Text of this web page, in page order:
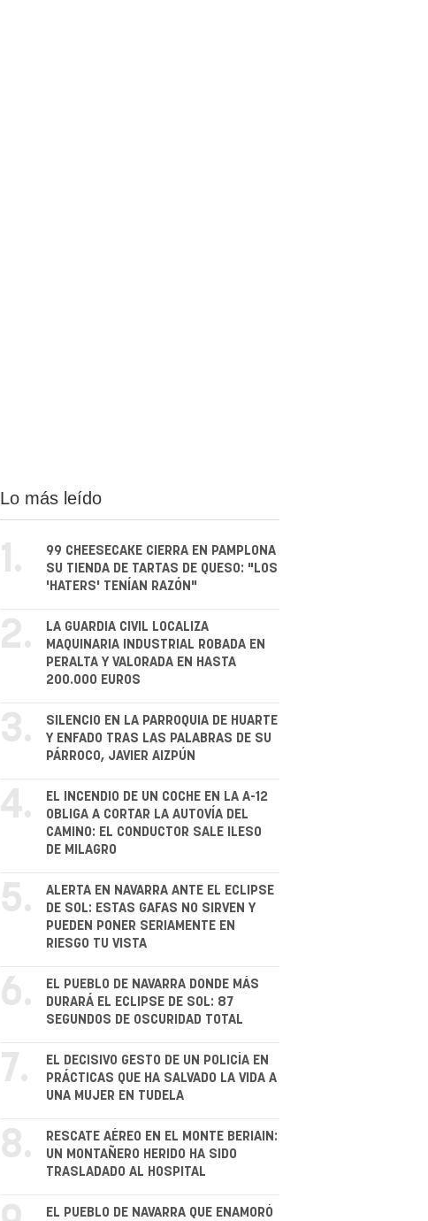
Lo más leído
1.
99 CHEESECAKE CIERRA EN PAMPLONA
SU TIENDA DE TARTAS DE QUESO: "LOS
'HATERS' TENÍAN RAZÓN"
2.
LA GUARDIA CIVIL LOCALIZA
MAQUINARIA INDUSTRIAL ROBADA EN
PERALTA Y VALORADA EN HASTA
200.000 EUROS
3.
SILENCIO EN LA PARROQUIA DE HUARTE
Y ENFADO TRAS LAS PALABRAS DE SU
PÁRROCO, JAVIER AIZPÚN
4.
EL INCENDIO DE UN COCHE EN LA A-12
OBLIGA A CORTAR LA AUTOVÍA DEL
CAMINO: EL CONDUCTOR SALE ILESO
DE MILAGRO
5.
ALERTA EN NAVARRA ANTE EL ECLIPSE
DE SOL: ESTAS GAFAS NO SIRVEN Y
PUEDEN PONER SERIAMENTE EN
RIESGO TU VISTA
6.
EL PUEBLO DE NAVARRA DONDE MÁS
DURARÁ EL ECLIPSE DE SOL: 87
SEGUNDOS DE OSCURIDAD TOTAL
7.
EL DECISIVO GESTO DE UN POLICÍA EN
PRÁCTICAS QUE HA SALVADO LA VIDA A
UNA MUJER EN TUDELA
8.
RESCATE AÉREO EN EL MONTE BERIAIN:
UN MONTAÑERO HERIDO HA SIDO
TRASLADADO AL HOSPITAL
EL PUEBLO DE NAVARRA QUE ENAMORÓ